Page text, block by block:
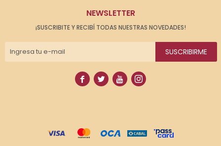
NEWSLETTER
¡SUSCRIBITE Y RECIBÍ TODAS NUESTRAS NOVEDADES!
SUSCRIBIRME
   